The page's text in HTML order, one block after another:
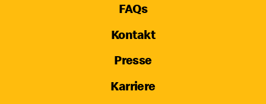
FAQs
Kontakt
Presse
Karriere